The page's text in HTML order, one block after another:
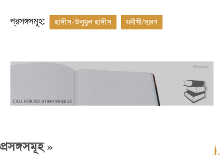
প্রসঙ্গসমূহ: হাদীস-উলূমুল হাদীস মনীষী/স্মরণ
প্রসঙ্গসমূহ»